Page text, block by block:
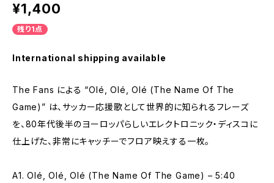
¥1,400
残り1点
International shipping available
The Fans による “Olé, Olé, Olé (The Name Of The
Game)” は、サッカー応援歌として世界的に知られるフレーズ
を、80年代後半のヨーロッパらしいエレクトロニック・ディスコに
仕上げた、非常にキャッチーでフロア映えする一枚。
A1. Olé, Olé, Olé (The Name Of The Game) – 5:40